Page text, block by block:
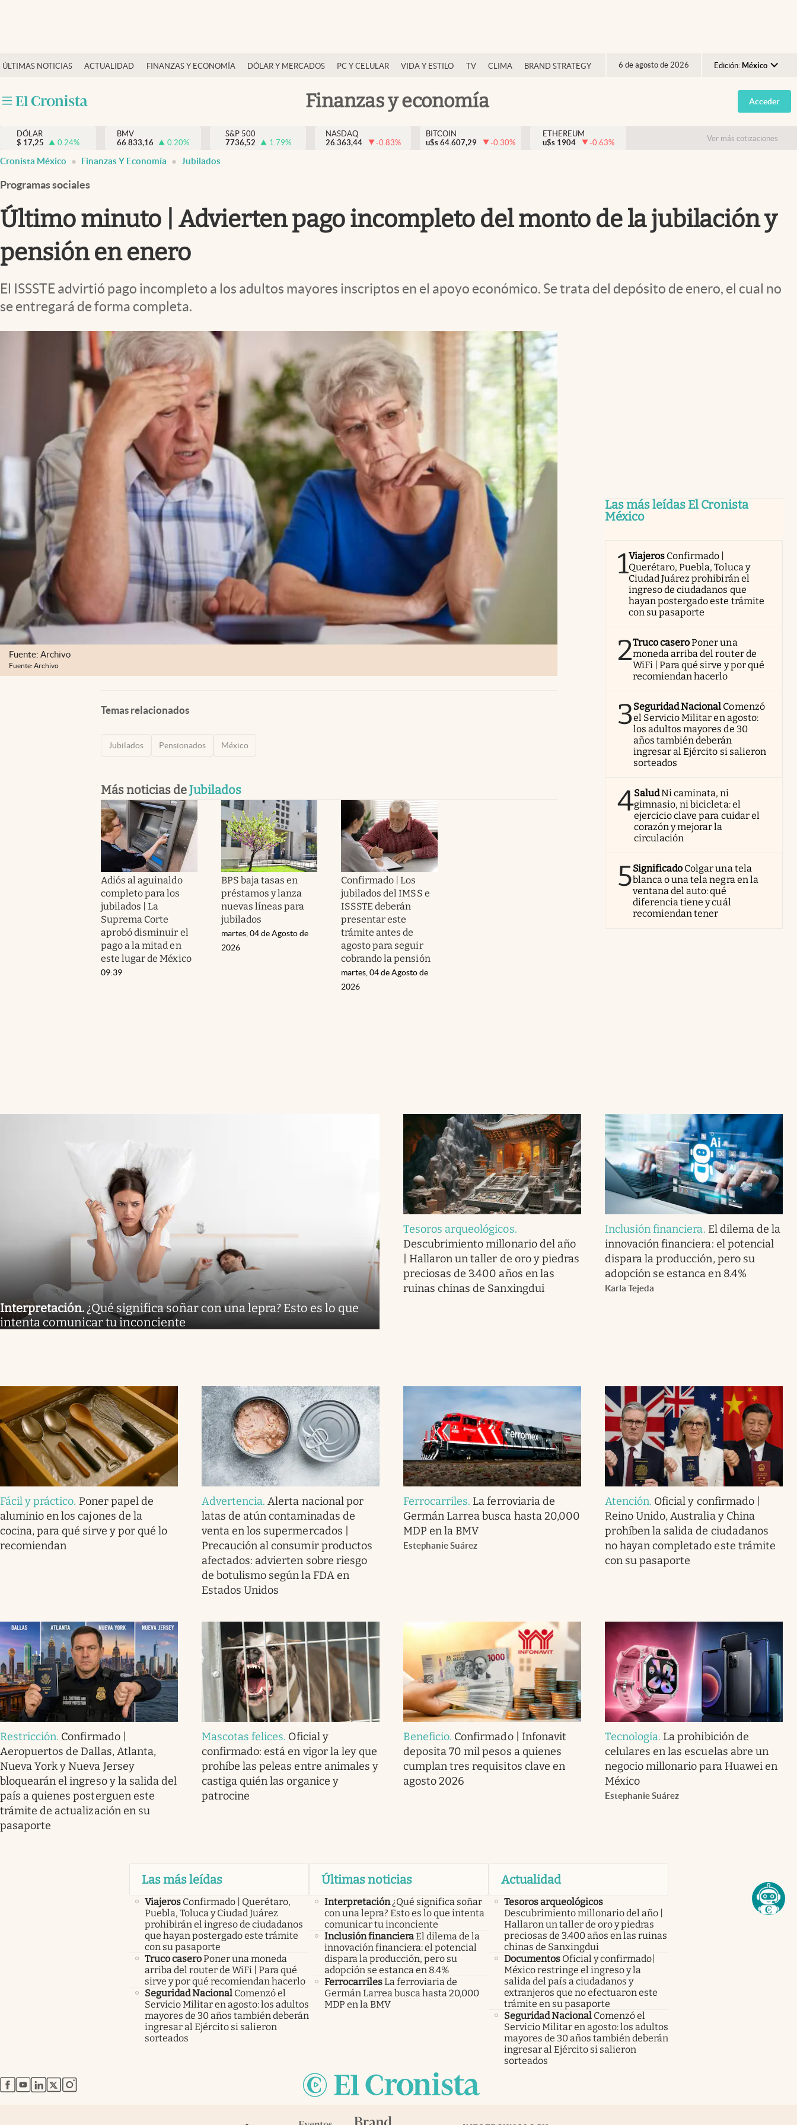
ÚLTIMAS NOTICIAS ACTUALIDAD FINANZAS Y ECONOMÍA DÓLAR Y MERCADOS PC Y CELULAR VIDA Y ESTILO TV CLIMA BRAND STRATEGY 6 de agosto de 2026 Edición: México
Argentina
España
USA
Finanzas y economía
Actualidad
Internacionales
Opinión
Brand Strategy
Pc y celular
Vida y estilo
Tv
Espiritualidad
Acceder
DÓLAR
$ 17,25 0.24%
BMV
66.833,16
0.20%
S&P 500
7736,52
1.79%
NASDAQ
26.363,44
-0.83%
BITCOIN
u$s 64.607,29 -0.30%
ETHEREUM
u$s 1904 -0.63% Ver más cotizaciones
Cronista México Finanzas Y Economía Jubilados
Programas sociales
Último minuto | Advierten pago incompleto del monto de la jubilación y
pensión en enero
El ISSSTE advirtió pago incompleto a los adultos mayores inscriptos en el apoyo económico. Se trata del depósito de enero, el cual no
se entregará de forma completa.
Fuente: Archivo
Fuente: Archivo
Temas relacionados
Jubilados Pensionados México
Más noticias deJubilados
Adiós al aguinaldo
completo para los
jubilados | La
Suprema Corte
aprobó disminuir el
pago a la mitad en
este lugar de México
09:39
BPS baja tasas en
préstamos y lanza
nuevas líneas para
jubilados
martes, 04 de Agosto de
2026
Confirmado | Los
jubilados del IMSS e
ISSSTE deberán
presentar este
trámite antes de
agosto para seguir
cobrando la pensión
martes, 04 de Agosto de
2026
Las más leídas El Cronista
México
1Viajeros Confirmado |
Querétaro, Puebla, Toluca y
Ciudad Juárez prohibirán el
ingreso de ciudadanos que
hayan postergado este trámite
con su pasaporte
2Truco caseroPoner una
moneda arriba del router de
WiFi | Para qué sirve y por qué
recomiendan hacerlo
3Seguridad Nacional Comenzó
el Servicio Militar en agosto:
los adultos mayores de 30
años también deberán
ingresar al Ejército si salieron
sorteados
4SaludNi caminata, ni
gimnasio, ni bicicleta: el
ejercicio clave para cuidar el
corazón y mejorar la
circulación
5Significado Colgar una tela
blanca o una tela negra en la
ventana del auto: qué
diferencia tiene y cuál
recomiendan tener
Interpretación. ¿Qué significa soñar con una lepra? Esto es lo que
intenta comunicar tu inconciente
Tesoros arqueológicos.
Descubrimiento millonario del año
| Hallaron un taller de oro y piedras
preciosas de 3.400 años en las
ruinas chinas de Sanxingdui
Inclusión financiera. El dilema de la
innovación financiera: el potencial
dispara la producción, pero su
adopción se estanca en 8.4%
Karla Tejeda
Fácil y práctico. Poner papel de
aluminio en los cajones de la
cocina, para qué sirve y por qué lo
recomiendan
Advertencia.Alerta nacional por
latas de atún contaminadas de
venta en los supermercados |
Precaución al consumir productos
afectados: advierten sobre riesgo
de botulismo según la FDA en
Estados Unidos
Ferrocarriles. La ferroviaria de
Germán Larrea busca hasta 20,000
MDP en la BMV
Estephanie Suárez
Atención. Oficial y confirmado |
Reino Unido, Australia y China
prohíben la salida de ciudadanos
no hayan completado este trámite
con su pasaporte
Restricción. Confirmado |
Aeropuertos de Dallas, Atlanta,
Nueva York y Nueva Jersey
bloquearán el ingreso y la salida del
país a quienes posterguen este
trámite de actualización en su
pasaporte
Mascotas felices. Oficial y
confirmado: está en vigor la ley que
prohíbe las peleas entre animales y
castiga quién las organice y
patrocine
Beneficio. Confirmado | Infonavit
deposita 70 mil pesos a quienes
cumplan tres requisitos clave en
agosto 2026
Tecnología. La prohibición de
celulares en las escuelas abre un
negocio millonario para Huawei en
México
Estephanie Suárez
Las más leídas
Viajeros Confirmado | Querétaro,
Puebla, Toluca y Ciudad Juárez
prohibirán el ingreso de ciudadanos
que hayan postergado este trámite
con su pasaporte
Truco caseroPoner una moneda
arriba del router de WiFi | Para qué
sirve y por qué recomiendan hacerlo
Seguridad Nacional Comenzó el
Servicio Militar en agosto: los adultos
mayores de 30 años también deberán
ingresar al Ejército si salieron
sorteados
Últimas noticias
Interpretación ¿Qué significa soñar
con una lepra? Esto es lo que intenta
comunicar tu inconciente
Inclusión financieraEl dilema de la
innovación financiera: el potencial
dispara la producción, pero su
adopción se estanca en 8.4%
FerrocarrilesLa ferroviaria de
Germán Larrea busca hasta 20,000
MDP en la BMV
Actualidad
Tesoros arqueológicos
Descubrimiento millonario del año |
Hallaron un taller de oro y piedras
preciosas de 3.400 años en las ruinas
chinas de Sanxingdui
Documentos Oficial y confirmado|
México restringe el ingreso y la
salida del país a ciudadanos y
extranjeros que no efectuaron este
trámite en su pasaporte
Seguridad Nacional Comenzó el
Servicio Militar en agosto: los adultos
mayores de 30 años también deberán
ingresar al Ejército si salieron
sorteados
abre en nueva pestaña
abre en nueva pestaña
abre en nueva pestaña
abre en nueva pestaña
abre en nueva pestaña